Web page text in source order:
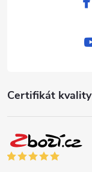
Certifikát kvality